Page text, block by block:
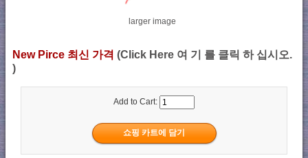
larger image
New Pirce 최신 가격 (Click Here 여 기 를 클릭 하 십시오.
)
Add to Cart: